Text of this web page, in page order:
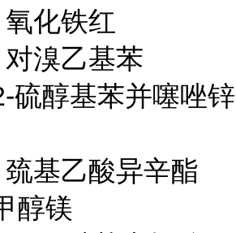
化铁红
溴乙基苯
硫醇基苯并噻唑锌
基乙酸异辛酯
醇镁